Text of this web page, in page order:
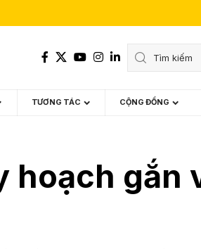
TƯƠNG TÁC CỘNG ĐỒNG
hoạch gắn